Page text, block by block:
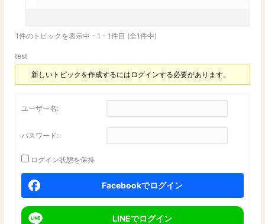
1件のトピックを表示中 - 1 - 1件目 (全1件中)
test
新しいトピックを作成するにはログインする必要があります。
ユーザー名:
パスワード:
ログイン状態を保持
Facebookでログイン
LINEでログイン